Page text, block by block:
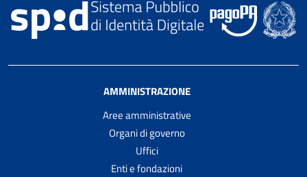
AMMINISTRAZIONE
Aree amministrative
Organi di governo
Uffici
Enti e fondazioni